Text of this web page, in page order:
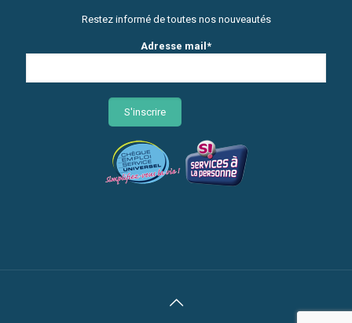
Restez informé de toutes nos nouveautés
Adresse mail*